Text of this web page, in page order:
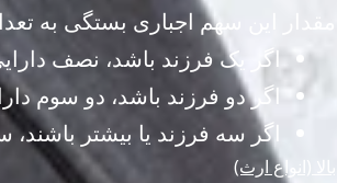
مقدار این سهم اجباری بستگی به
اگر یک فرزند باشد، نصف
اگر دو فرزند باشد، دو سوم
اگر سه فرزند یا بیشتر باشند،
بالا (انواع ارث)